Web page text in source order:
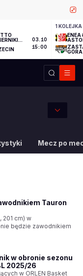
03.10
15:00
1 KOLEJKA
ENEA
GÓRA
Mecz po
Tauron
201 cm) w
będzie zawodnikiem
w obronie sezonu
2025/26
w ORLEN Basket